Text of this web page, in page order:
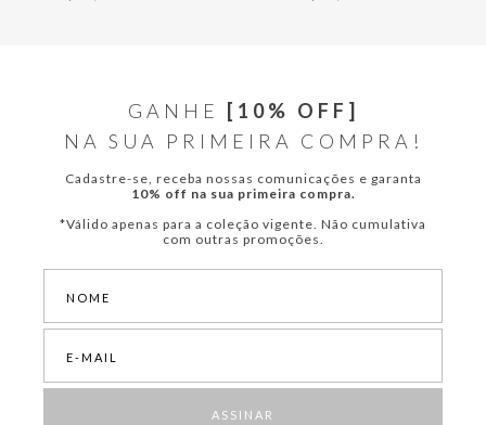
GANHE
[10% OFF]
NA SUA PRIMEIRA COMPRA!
Cadastre-se, receba nossas comunicações e garanta
10% off na sua primeira compra.
*Válido apenas para a coleção vigente. Não cumulativa
com outras promoções.
ASSINAR